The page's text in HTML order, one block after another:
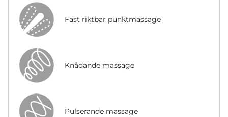
Fast riktbar punktmassage
Knådande massage
Pulserande massage